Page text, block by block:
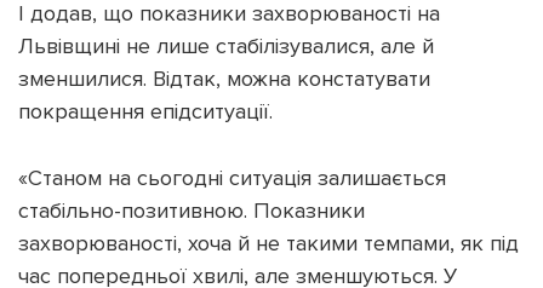
І додав, що показники захворюваності на
Львівщині не лише стабілізувалися, але й
зменшилися. Відтак, можна констатувати
покращення епідситуації.
«Станом на сьогодні ситуація залишається
стабільно-позитивною. Показники
захворюваності, хоча й не такими темпами, як під
час попередньої хвилі, але зменшуються. У